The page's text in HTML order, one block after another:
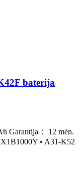
baterija
Garantija： 12 mėn.
• A31-K52